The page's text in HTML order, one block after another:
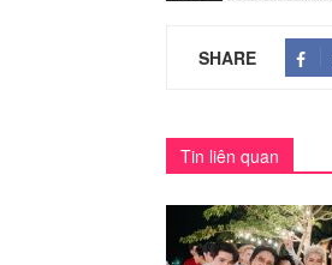
SHARE
Tin liên quan